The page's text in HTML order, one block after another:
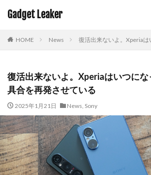
Gadget Leaker
HOME News 復活出来ないよ。Xperia
復活出来ないよ。Xperiaはいつに
具合を再発させている
2025年1月21日 News, Sony